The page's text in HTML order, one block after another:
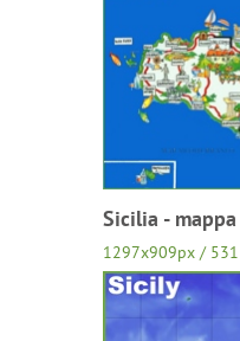
Sicilia -
1297x909px /